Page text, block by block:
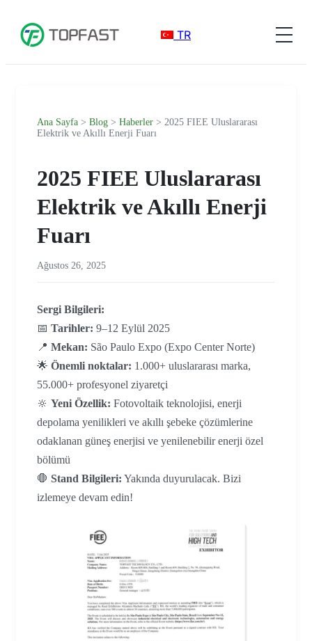
TR
Ana Sayfa > Blog > Haberler > 2025 FIEE Uluslararası
Elektrik ve Akıllı Enerji Fuarı
2025 FIEE Uluslararası
Elektrik ve Akıllı Enerji
Fuarı
Ağustos 26, 2025
Sergi Bilgileri:
📅 Tarihler: 9–12 Eylül 2025
📍 Mekan: São Paulo Expo (Expo Center Norte)
🌟 Önemli noktalar: 1.000+ uluslararası marka,
55.000+ profesyonel ziyaretçi
🔆 Yeni Özellik: Fotovoltaik teknolojisi, enerji
depolama yenilikleri ve akıllı şebeke çözümlerine
odaklanan güneş enerjisi ve yenilenebilir enerji özel
bölümü
🛑 Stand Bilgileri: Yakında duyurulacak. Bizi
izlemeye devam edin!